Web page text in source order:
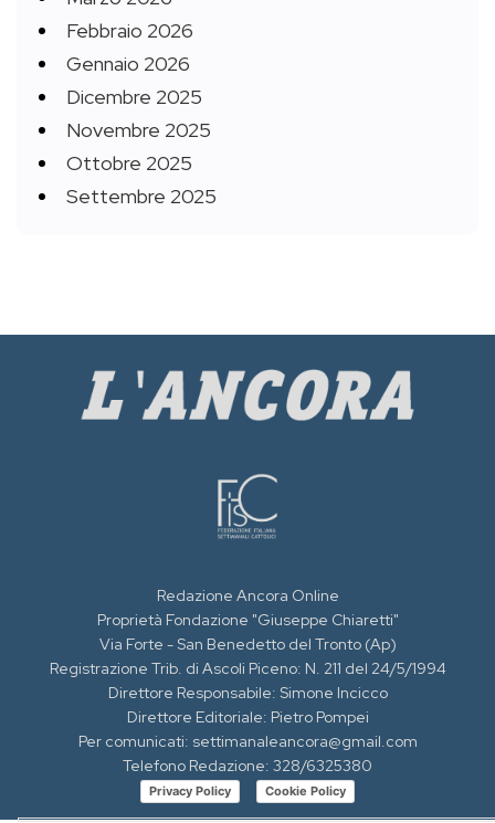
Febbraio 2026
Gennaio 2026
Dicembre 2025
Novembre 2025
Ottobre 2025
Settembre 2025
Redazione Ancora Online
Proprietà Fondazione "Giuseppe Chiaretti"
Via Forte - San Benedetto del Tronto (Ap)
Registrazione Trib. di Ascoli Piceno: N. 211 del 24/5/1994
Direttore Responsabile: Simone Incicco
Direttore Editoriale: Pietro Pompei
Per comunicati: settimanaleancora@gmail.com
Telefono Redazione: 328/6325380
Privacy Policy Cookie Policy